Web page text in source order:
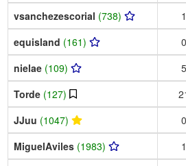
vsanchezescorial (738) 1
equisland (161) 0
nielae (109) 5
Torde (127)
JJuu (1047) 0
MiguelAviles (1983) 1